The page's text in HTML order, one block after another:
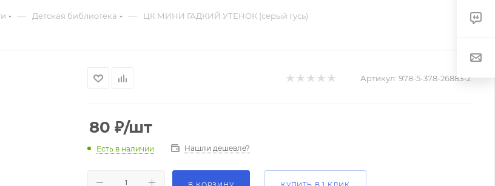
— Детская библиотека — ЦК МИНИ ГАДКИЙ УТЕНОК (серый гусь)
Артикул: 978-5-378-26883-2
80 ₽/шт
Есть в наличии Нашли дешевле?